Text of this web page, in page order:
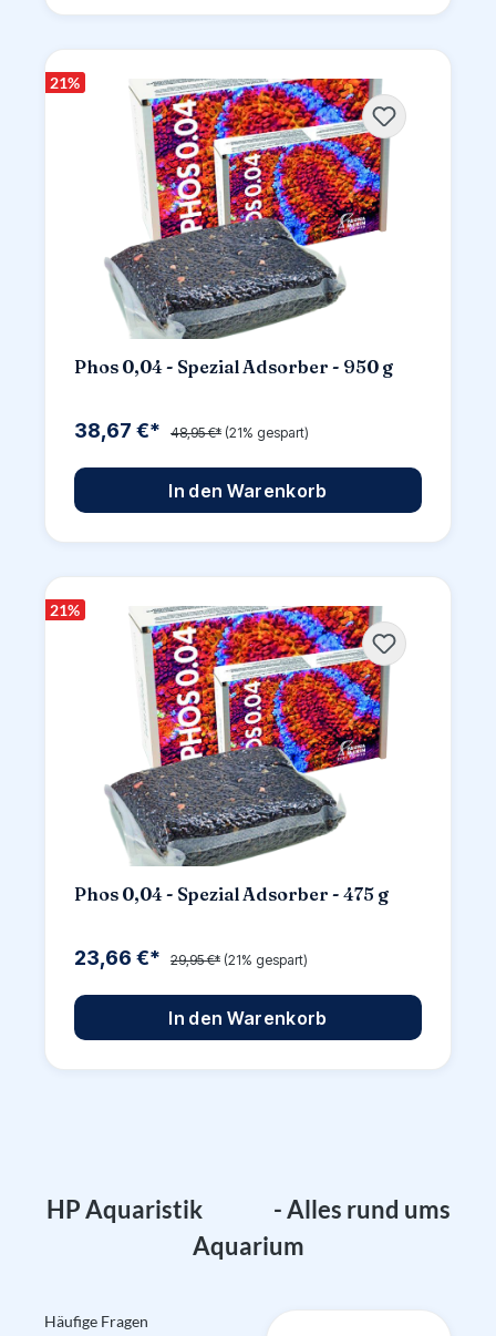
21%
Phos 0,04 - Spezial Adsorber - 950 g
38,67 €* 48,95 €* (21% gespart)
In den Warenkorb
21%
Phos 0,04 - Spezial Adsorber - 475 g
23,66 €* 29,95 €* (21% gespart)
In den Warenkorb
HP Aquaristik Q- Alles rund ums
Aquarium
Häufige Fragen